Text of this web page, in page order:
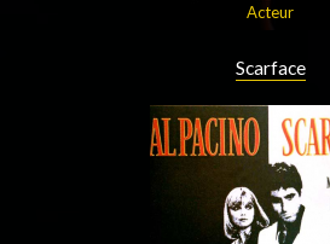
Acteur
Scarface